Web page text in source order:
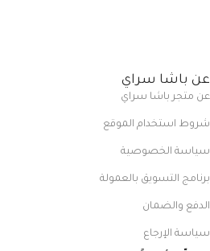
عن باشا سراي
عن متجر باشا سراي
شروط استخدام الموقع
سياسة الخصوصية
برنامج التسويق بالعمولة
الدفع والضمان
سياسة الإرجاع